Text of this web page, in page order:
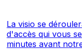
La visio se
d'accès qui vous
minutes avant